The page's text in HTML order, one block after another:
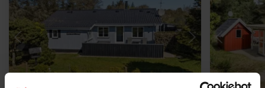
Lädt ...